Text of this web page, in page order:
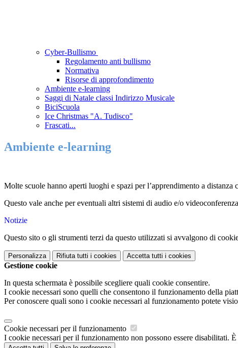
Cyber-Bullismo
Regolamento anti bullismo
Normativa
Risorse di approfondimento
Ambiente e-learning
Saggi di Natale classi Indirizzo Musicale
BiciScuola
Ice Christmas "A. Tudisco"
Frascati...
Ambiente e-learning
Molte scuole hanno aperti luoghi e spazi per l’apprendimento a
Questo vale anche per eventuali altri sistemi di audio e/o
Notizie
Questo sito o gli strumenti terzi da questo utilizzati si avvalgono di
Personalizza Rifiuta tutti i cookies Accetta tutti i cookies
Gestione cookie
In questa schermata è possibile scegliere quali cookie consentire.
I cookie necessari sono quelli che consentono il funzionamento della
Per conoscere quali sono i cookie necessari al funzionamento potete
Cookie necessari per il funzionamento
I cookie necessari per il funzionamento non possono essere disabilitati.